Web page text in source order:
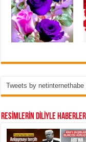
Tweets by netinternethabe
RESİMLERİN DİLİYLE HABERLER